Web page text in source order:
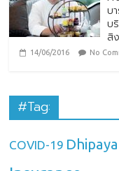
บ
บ
สิ
14/06/2016 No
#Tag:
COVID-19 Dhipaya